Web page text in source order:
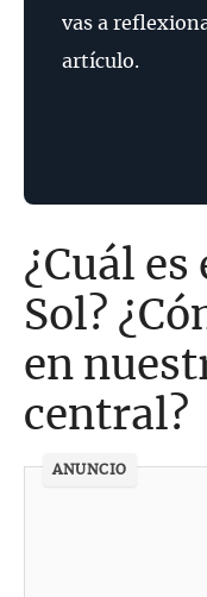
vas a
artículo.
¿Cuál
Sol?
en
central?
ANUNCIO